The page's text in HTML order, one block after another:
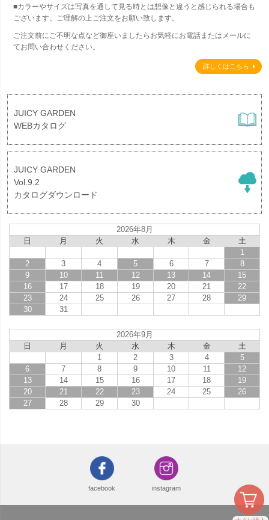
■カラーやサイズは写真を通して見る時とは想像と違うと感じられる場合も
ございます。ご理解の上ご注文をお願い致します。
ご注文前にご不明な点など御座いましたらお気軽にお電話またはメールに
てお問い合わせください。
詳しくはこちら
JUICY GARDEN
WEBカタログ
JUICY GARDEN
Vol.9.2
カタログダウンロード
2026年8月
日
月 火 水 木 金
土
1
2
3 4 5 6 7
8
9
10 11 12 13 14
15
16
17 18 19 20 21
22
23
24 25 26 27 28
29
30
31
2026年9月
日
月 火 水 木 金
土
1
2 3 4
5
6
7 8 9 10 11
12
13
14 15 16 17 18
19
20
21 22 23 24 25
26
27
28 29 30
facebook instagram